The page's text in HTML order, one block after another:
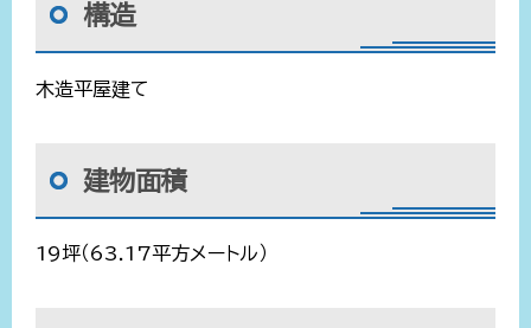
構造
木造平屋建て
建物面積
19坪（63.17平方メートル）